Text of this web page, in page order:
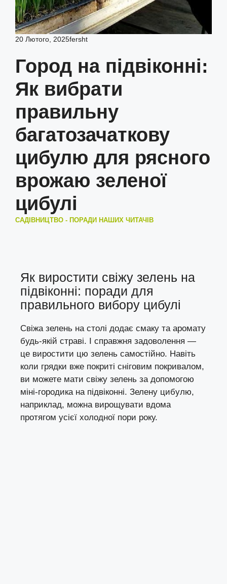
20 Лютого, 2025fersht
Город на підвіконні:
Як вибрати
правильну
багатозачаткову
цибулю для рясного
врожаю зеленої
цибулі
САДІВНИЦТВО - ПОРАДИ НАШИХ ЧИТАЧІВ
Як виростити свіжу зелень на
підвіконні: поради для
правильного вибору цибулі
Свіжа зелень на столі додає смаку та аромату
будь-якій страві. І справжня задоволення —
це виростити цю зелень самостійно. Навіть
коли грядки вже покриті сніговим покривалом,
ви можете мати свіжу зелень за допомогою
міні-городика на підвіконні. Зелену цибулю,
наприклад, можна вирощувати вдома
протягом усієї холодної пори року.